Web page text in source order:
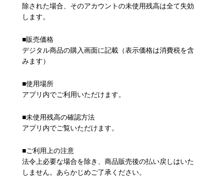
除された場合、そのアカウントの未使用残高は全て失効
します。
■販売価格
デジタル商品の購入画面に記載（表示価格は消費税を含
みます）
■使用場所
アプリ内でご利用いただけます。
■未使用残高の確認方法
アプリ内でご覧いただけます。
■ご利用上の注意
法令上必要な場合を除き、商品販売後の払い戻しはいた
しません。あらかじめご了承ください。